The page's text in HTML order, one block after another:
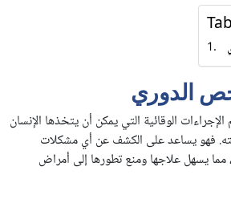
الدوري
الوقائية التي يمكن أن يتخذها الإنسان
فهو يساعد على الكشف عن أي مشكلات
مما يسهل علاجها ومنع تطورها إلى أمراض